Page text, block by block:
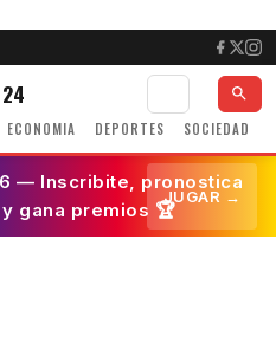
ECONOMIA DEPORTES SOCIEDAD
— Inscribite, pronostica
gana premios 🏆
JUGAR →